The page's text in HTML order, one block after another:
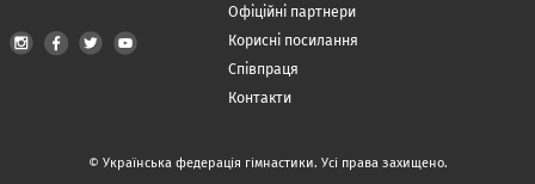
Офіційні партнери
Корисні посилання
Співпраця
Контакти
© Українська федерація гімнастики. Усі права захищено.